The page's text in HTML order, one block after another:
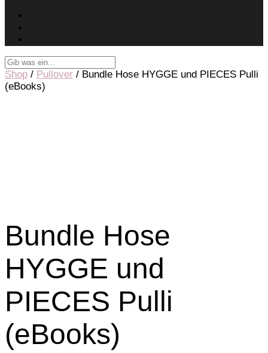
Shop / Pullover / Bundle Hose HYGGE und PIECES Pulli
(eBooks)
Bundle Hose
HYGGE und
PIECES Pulli
(eBooks)